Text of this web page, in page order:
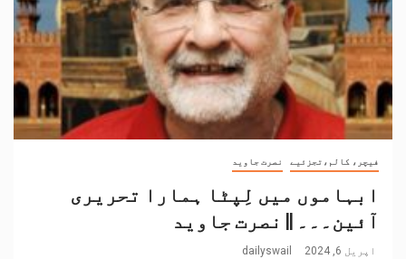
فیچر، کالم،تجزئیے نصرت جاوید
ابہاموں میں لِپٹا ہمارا تحریری
آئین۔۔۔ || نصرت جاوید
اپریل 6, 2024 dailyswail